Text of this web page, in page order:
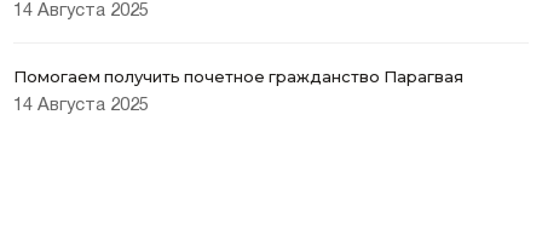
14 Августа 2025
Помогаем получить почетное гражданство Парагвая
14 Августа 2025